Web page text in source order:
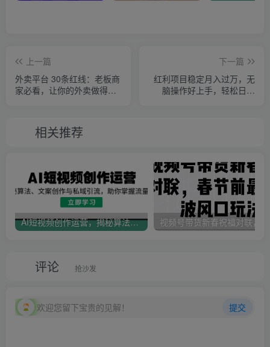
上一篇
外卖平台 30条红线：老板商
家必看，让你的外卖做得越
下一篇
红利项目稳定月入过万，无
脑操作好上手，轻松日入
相关推荐
AI短视频创作运营，揭秘算法、文案创作与私域引流，助你掌握流量密码
评论 抢沙发
欢迎您留下宝贵的见解！ 提交